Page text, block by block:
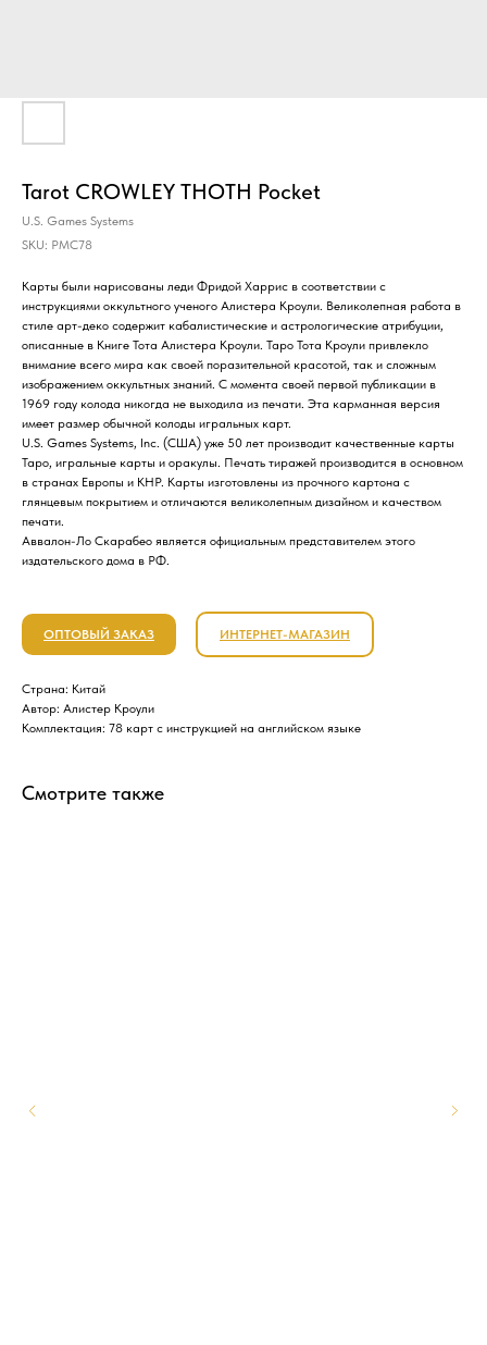
Tarot CROWLEY THOTH Pocket
U.S. Games Systems
SKU: PMC78
Карты были нарисованы леди Фридой Харрис в соответствии с
инструкциями оккультного ученого Алистера Кроули. Великолепная работа в
стиле арт-деко содержит кабалистические и астрологические атрибуции,
описанные в Книге Тота Алистера Кроули. Таро Тота Кроули привлекло
внимание всего мира как своей поразительной красотой, так и сложным
изображением оккультных знаний. С момента своей первой публикации в
1969 году колода никогда не выходила из печати. Эта карманная версия
имеет размер обычной колоды игральных карт.
U.S. Games Systems, Inc. (США) уже 50 лет производит качественные карты
Таро, игральные карты и оракулы. Печать тиражей производится в основном
в странах Европы и КНР. Карты изготовлены из прочного картона с
глянцевым покрытием и отличаются великолепным дизайном и качеством
печати.
Аввалон-Ло Скарабео является официальным представителем этого
издательского дома в РФ.
ОПТОВЫЙ ЗАКАЗ ИНТЕРНЕТ-МАГАЗИН
Страна: Китай
Автор: Алистер Кроули
Комплектация: 78 карт с инструкцией на английском языке
Смотрите также